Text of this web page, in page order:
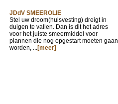
JDdV SMEEROLIE
Stel uw droom(huisvesting) dreigt in
duigen te vallen. Dan is dit het adres
voor het juiste smeermiddel voor
plannen die nog opgestart moeten gaan
worden, ...[meer]